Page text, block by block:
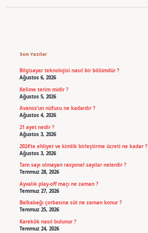
Son Yazılar
Bilgisayar teknolojisi nasıl bir bölümdür ?
Ağustos 6, 2026
Kelime terim midir ?
Ağustos 5, 2026
Avanos’un nüfusu ne kadardır ?
Ağustos 4, 2026
21 ayet nedir ?
Ağustos 3, 2026
2024’te ehliyet ve kimlik birleştirme ücreti ne kadar ?
Ağustos 3, 2026
Tam sayı olmayan rasyonel sayılar nelerdir ?
Temmuz 28, 2026
Ayvalık play-off maçı ne zaman ?
Temmuz 27, 2026
Balkabağı çorbasına süt ne zaman konur ?
Temmuz 25, 2026
Karekök nasıl bulunur ?
Temmuz 24, 2026